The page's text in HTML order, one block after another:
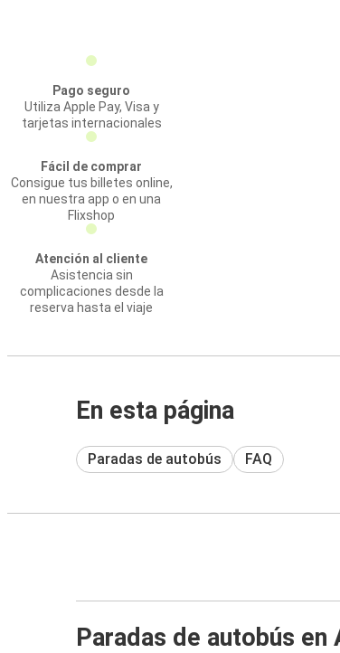
Pago seguro
Utiliza Apple Pay, Visa y
tarjetas internacionales
Fácil de comprar
Consigue tus billetes online,
en nuestra app o en una
Flixshop
Atención al cliente
Asistencia sin
complicaciones desde la
reserva hasta el viaje
En esta página
Paradas de autobús FAQ
Paradas de autobús en